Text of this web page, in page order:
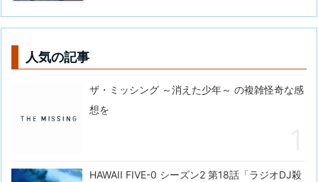
人気の記事
ザ・ミッシング ～消えた少年～ の複雑怪奇な感
想を
HAWAII FIVE-0 シーズン2 第18話「ラジオDJ殺